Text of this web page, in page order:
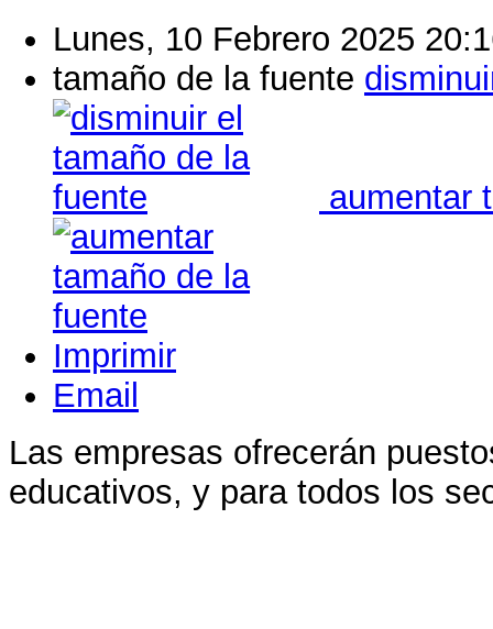
Lunes, 10 Febrero 2025
tamaño de la fuente
aumentar
Imprimir
Email
Las empresas ofrecerán
educativos, y para todos los